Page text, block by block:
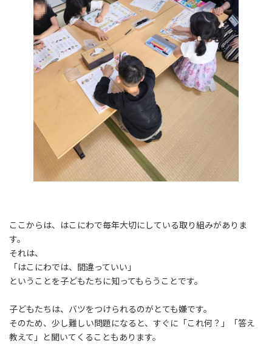
ここからは、はこにわで毎年大切にしている取り組みがありま
す。
それは、
「はこにわでは、間違っていい」
ということを子どもたちに知ってもらうことです。
子どもたちは、バツをつけられるのがとても嫌です。
そのため、少し難しい問題になると、すぐに「これ何？」「答え
教えて」と聞いてくることもあります。